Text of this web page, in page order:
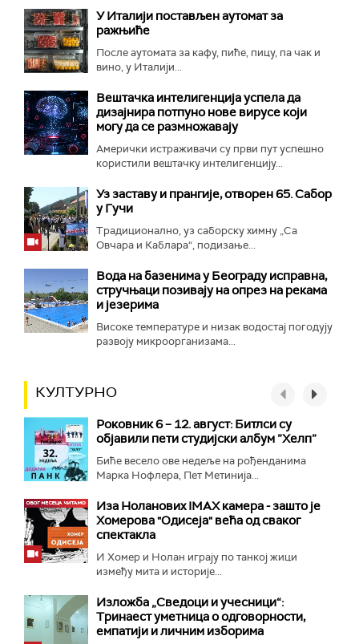
У Италији постављен аутомат за
ражњиће
После аутомата за кафу, пиће, пицу, па чак и
вино, у Италији...
Вештачка интелигенција успела да
дизајнира потпуно нове вирусе који
могу да се размножавају
Амерички истраживачи су први пут успешно
користили вештачку интелигенцију...
Уз заставу и прангије, отворен 65. Сабор
у Гучи
Традиционално, уз саборску химну „Са
Овчара и Каблара“, подизање...
Вода на базенима у Београду исправна,
стручњаци позивају на опрез на рекама
и језерима
Високе температуре и низак водостај погодују
развоју микроорганизама...
КУЛТУРНО
Роковник 6 – 12. август: Битлси су
објавили пети студијски албум ”Хелп”
Биће весело ове недеље на рођенданима
Марка Нофлера, Пет Метинија...
Иза Ноланових IMAX камера - зашто је
Хомерова "Одисеја" већа од сваког
спектакла
И Хомер и Нолан играју по танкој жици
између мита и историје...
Изложба „Сведоци и учесници“:
Тринаест уметница о одговорности,
емпатији и личним изборима